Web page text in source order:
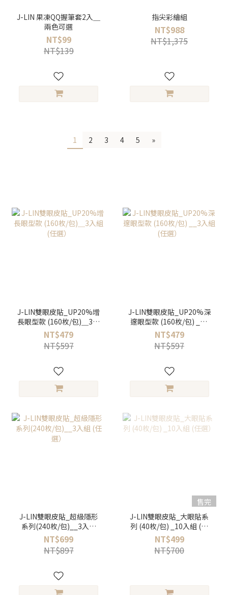
J-LIN 果凍QQ握筆套2入＿
兩色可選
NT$99
NT$139
指尖彩繪組
NT$988
NT$1,375
1 2 3 4 5 »
J-LIN雙眼皮貼_UP20%增
長眼型款 (160枚/包)＿3入
組 (任選）
NT$479
NT$597
J-LIN雙眼皮貼_UP20%深
邃眼型款 (160枚/包) __3
入組 (任選）
NT$479
NT$597
J-LIN雙眼皮貼_超級隱形
系列(240枚/包)__3入組
(任選）
NT$699
NT$897
售完
J-LIN雙眼皮貼_大眼貼系
列 (40枚/包) _10入組 (任
選）
NT$499
NT$700